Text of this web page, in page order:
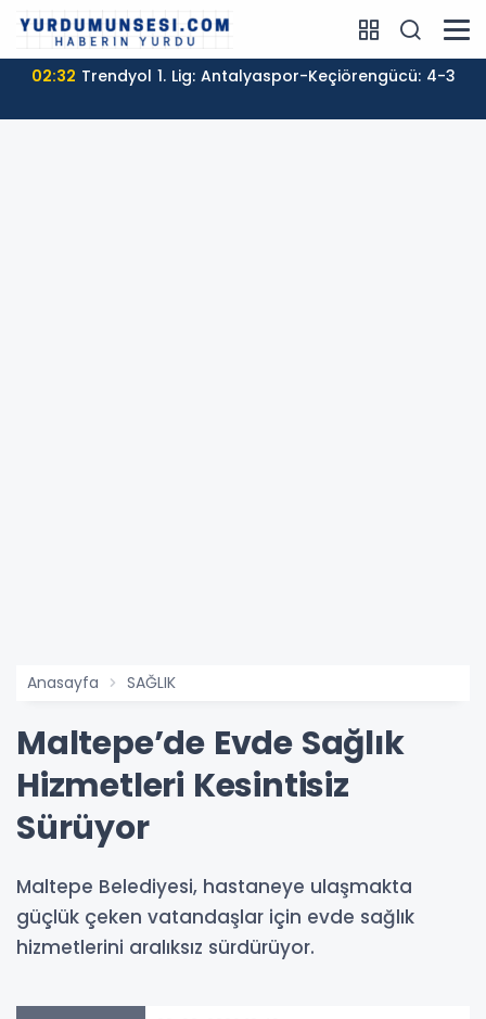
02:32 Trendyol 1. Lig: Antalyaspor-Keçiörengücü: 4-3
Anasayfa SAĞLIK
Maltepe’de Evde Sağlık
Hizmetleri Kesintisiz
Sürüyor
Maltepe Belediyesi, hastaneye ulaşmakta
güçlük çeken vatandaşlar için evde sağlık
hizmetlerini aralıksız sürdürüyor.